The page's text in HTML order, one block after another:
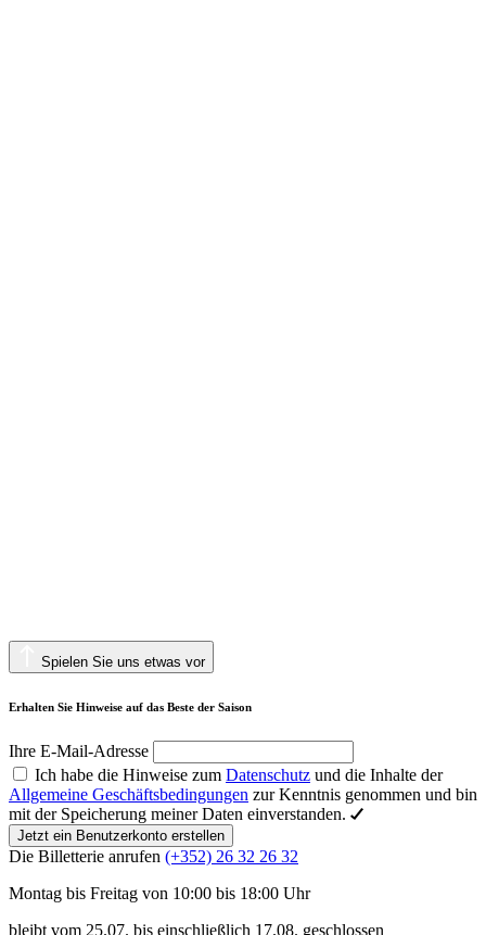
Spielen Sie uns etwas vor
Erhalten Sie Hinweise auf das Beste der Saison
Ihre E-Mail-Adresse
Ich habe die Hinweise zum Datenschutz und die Inhalte der
Allgemeine Geschäftsbedingungen zur Kenntnis genommen und bin
mit der Speicherung meiner Daten einverstanden.
Jetzt ein Benutzerkonto erstellen
Die Billetterie anrufen (+352) 26 32 26 32
Montag bis Freitag von 10:00 bis 18:00 Uhr
bleibt vom 25.07. bis einschließlich 17.08. geschlossen